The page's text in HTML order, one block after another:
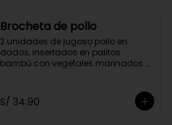
Brocheta de pollo
2 unidades de jugoso pollo en
dados, insertados en palitos
bambú con vegetales marinados
S/ 34.90